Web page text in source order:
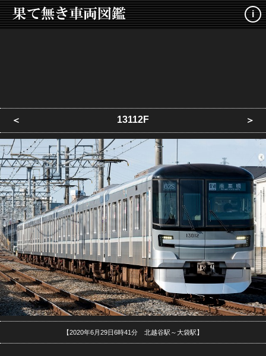
i
＜ 13112F ＞
【2020年6月29日6時41分 北越谷駅～大袋駅】